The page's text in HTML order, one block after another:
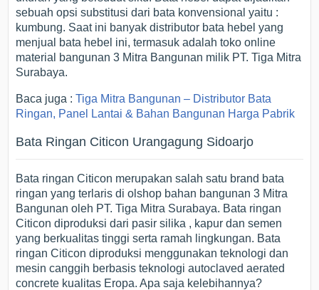
sebuah opsi substitusi dari bata konvensional yaitu :
kumbung. Saat ini banyak distributor bata hebel yang
menjual bata hebel ini, termasuk adalah toko online
material bangunan 3 Mitra Bangunan milik PT. Tiga Mitra
Surabaya.
Baca juga :Tiga Mitra Bangunan – Distributor Bata
Ringan, Panel Lantai & Bahan Bangunan Harga Pabrik
Bata Ringan Citicon Urangagung Sidoarjo
Bata ringan Citicon merupakan salah satu brand bata
ringan yang terlaris di olshop bahan bangunan 3 Mitra
Bangunan oleh PT. Tiga Mitra Surabaya. Bata ringan
Citicon diproduksi dari pasir silika , kapur dan semen
yang berkualitas tinggi serta ramah lingkungan. Bata
ringan Citicon diproduksi menggunakan teknologi dan
mesin canggih berbasis teknologi autoclaved aerated
concrete kualitas Eropa. Apa saja kelebihannya?